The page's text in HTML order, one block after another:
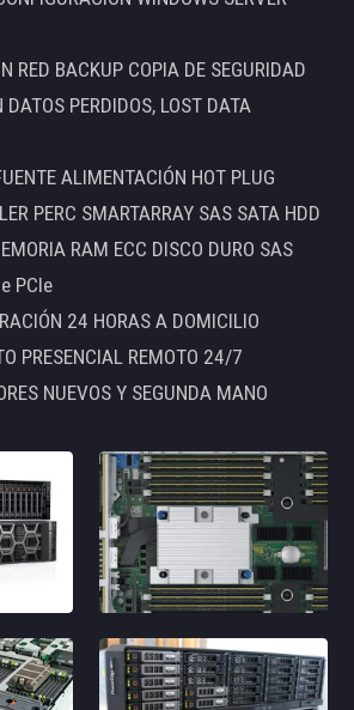
RED BACKUP COPIA DE SEGURIDAD
DATOS PERDIDOS, LOST DATA
ALIMENTACIÓN HOT PLUG
PERC SMARTARRAY SAS SATA HDD
RAM ECC DISCO DURO SAS
PCIe
24 HORAS A DOMICILIO
PRESENCIAL REMOTO 24/7
NUEVOS Y SEGUNDA MANO